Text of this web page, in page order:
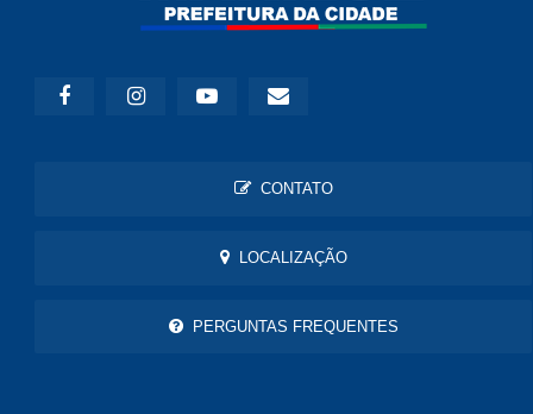
CONTATO
LOCALIZAÇÃO
PERGUNTAS FREQUENTES